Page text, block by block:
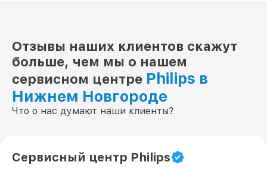
Отзывы наших клиентов скажут
больше, чем мы о нашем
сервисном центре Philips в
Нижнем Новгороде
Что о нас думают наши клиенты?
Сервисный центр Philips